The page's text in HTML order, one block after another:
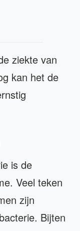
ziekte van
kan het de
is de
Veel teken
zijn
Bijten